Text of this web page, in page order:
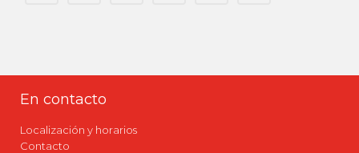
En contacto
Localización y horarios
Contacto